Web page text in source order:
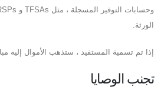
الورثة.
إذا تم تسمية المستفيد ، ستذهب الأموال إليه
تجنب الوصايا